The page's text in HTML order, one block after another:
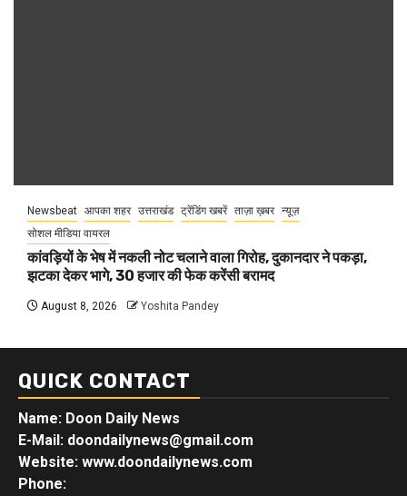
Newsbeat आपका शहर उत्तराखंड ट्रेंडिंग खबरें ताज़ा ख़बर न्यूज़
सोशल मीडिया वायरल
कांवड़ियों के भेष में नकली नोट चलाने वाला गिरोह, दुकानदार ने पकड़ा,
झटका देकर भागे, 30 हजार की फेक करेंसी बरामद
August 8, 2026 Yoshita Pandey
QUICK CONTACT
Name: Doon Daily News
E-Mail: doondailynews@gmail.com
Website: www.doondailynews.com
Phone: